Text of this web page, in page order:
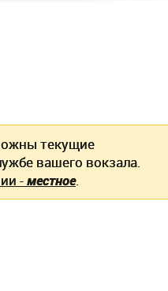
текущие
вашего вокзала.
-местное.